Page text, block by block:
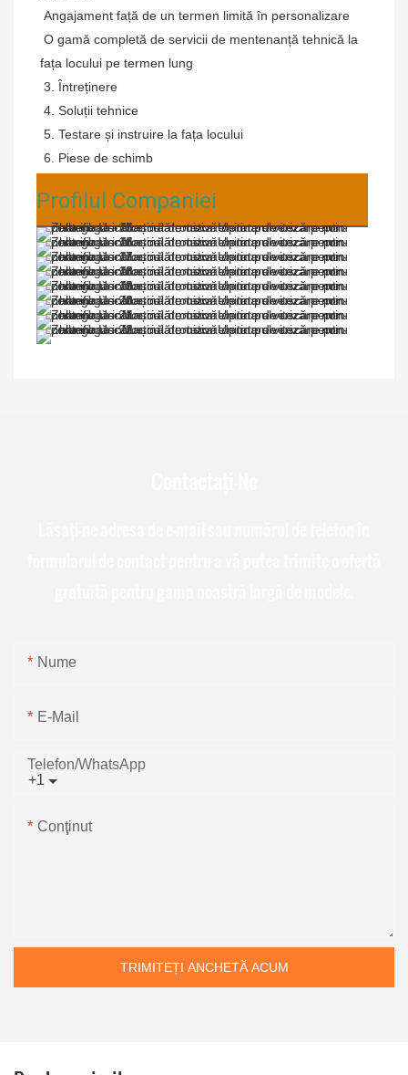
Angajament față de un termen limită în personalizare
O gamă completă de servicii de mentenanță tehnică la
fața locului pe termen lung
3. Întreținere
4. Soluții tehnice
5. Testare și instruire la fața locului
6. Piese de schimb
Profilul Companiei
Nume
E-Mail
+1
Telefon/WhatsApp
Conţinut
TRIMITEȚI ANCHETĂ ACUM